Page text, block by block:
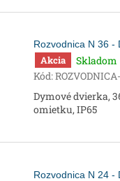
Rozvodnica N 36 -
Akcia
Skladom
Kód:
Dymové dvierka,
omietku, IP65
Rozvodnica N 24 -